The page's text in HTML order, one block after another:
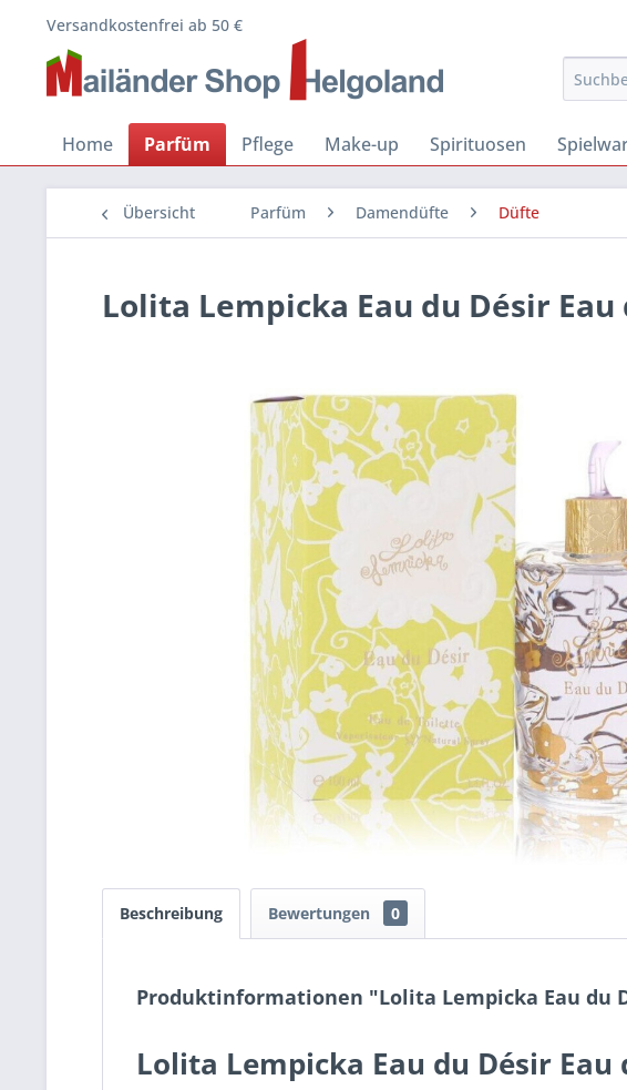
Versandkostenfrei ab 50 €
Home Parfüm Pflege Make-up Spirituosen
Übersicht Parfüm Damendüfte Düfte
Lolita Lempicka Eau du Désir
Beschreibung Bewertungen 0
Produktinformationen "Lolita Lempicka Eau du
Lolita Lempicka Eau du Désir